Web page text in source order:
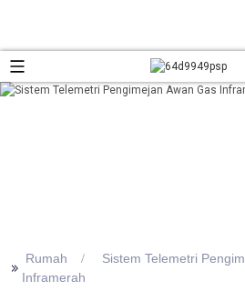
>> Rumah
Sistem Telemetri
Inframerah